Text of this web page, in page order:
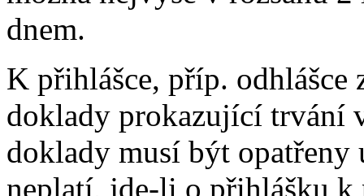
dnem.
K přihlášce, příp.
doklady prokazující trvání
doklady musí být opatřeny
neplatí, jde-li o přihlášku k